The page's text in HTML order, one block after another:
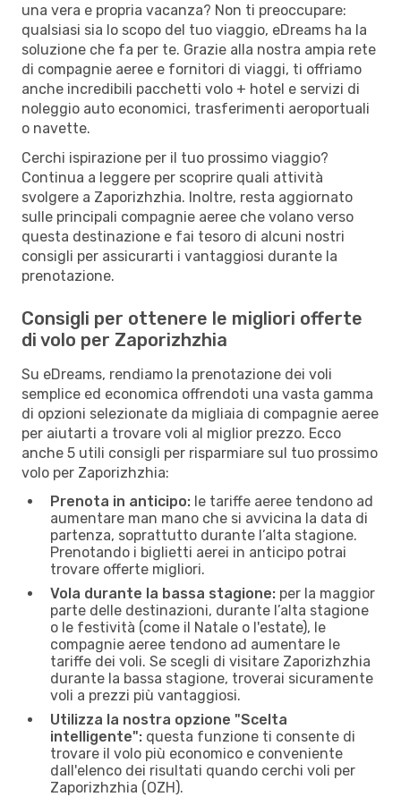
una vera e propria vacanza? Non ti preoccupare:
qualsiasi sia lo scopo del tuo viaggio, eDreams ha la
soluzione che fa per te. Grazie alla nostra ampia rete
di compagnie aeree e fornitori di viaggi, ti offriamo
anche incredibili pacchetti volo + hotel e servizi di
noleggio auto economici, trasferimenti aeroportuali
o navette.
Cerchi ispirazione per il tuo prossimo viaggio?
Continua a leggere per scoprire quali attività
svolgere a Zaporizhzhia. Inoltre, resta aggiornato
sulle principali compagnie aeree che volano verso
questa destinazione e fai tesoro di alcuni nostri
consigli per assicurarti i vantaggiosi durante la
prenotazione.
Consigli per ottenere le migliori offerte
di volo per Zaporizhzhia
Su eDreams, rendiamo la prenotazione dei voli
semplice ed economica offrendoti una vasta gamma
di opzioni selezionate da migliaia di compagnie aeree
per aiutarti a trovare voli al miglior prezzo. Ecco
anche 5 utili consigli per risparmiare sul tuo prossimo
volo per Zaporizhzhia:
Prenota in anticipo: le tariffe aeree tendono ad
aumentare man mano che si avvicina la data di
partenza, soprattutto durante l’alta stagione.
Prenotando i biglietti aerei in anticipo potrai
trovare offerte migliori.
Vola durante la bassa stagione: per la maggior
parte delle destinazioni, durante l’alta stagione
o le festività (come il Natale o l'estate), le
compagnie aeree tendono ad aumentare le
tariffe dei voli. Se scegli di visitare Zaporizhzhia
durante la bassa stagione, troverai sicuramente
voli a prezzi più vantaggiosi.
Utilizza la nostra opzione "Scelta
intelligente": questa funzione ti consente di
trovare il volo più economico e conveniente
dall'elenco dei risultati quando cerchi voli per
Zaporizhzhia (OZH).